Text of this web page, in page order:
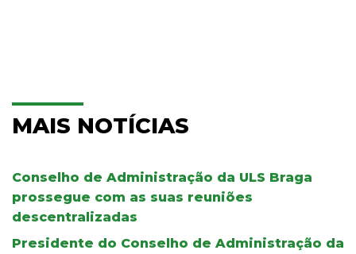
MAIS NOTÍCIAS
Conselho de Administração da ULS Braga
prossegue com as suas reuniões
descentralizadas
Presidente do Conselho de Administração da